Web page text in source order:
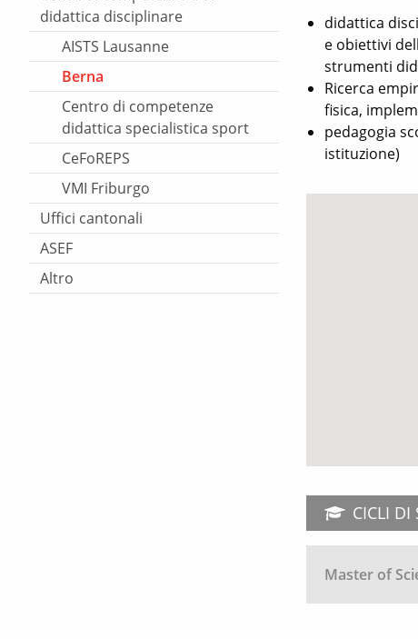
didattica disciplinare
AISTS Lausanne
Berna
Centro di competenze
didattica specialistica sport
CeFoREPS
VMI Friburgo
Uffici cantonali
ASEF
Altro
didattica
e obiettivi
strumenti
Ricerca
fisica,
pedagogia
istituzione)
CICLI DI
Master of